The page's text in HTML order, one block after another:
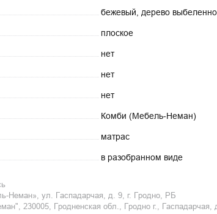
бежевый, дерево
плоское
нет
нет
нет
Комби (Мебель-Неман)
матрас
в разобранном виде
Неман», ул. Гаспадарчая, д. 9, г. Гродно, РБ
230005, Гродненская обл., Гродно г.,